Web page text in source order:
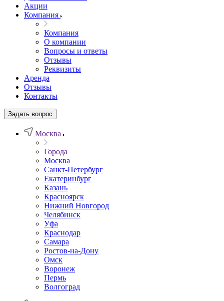
Акции
Компания
Компания
О компании
Вопросы и ответы
Отзывы
Реквизиты
Аренда
Отзывы
Контакты
Задать вопрос
Москва
Города
Москва
Санкт-Петербург
Екатеринбург
Казань
Красноярск
Нижний Новгород
Челябинск
Уфа
Краснодар
Самара
Ростов-на-Дону
Омск
Воронеж
Пермь
Волгоград